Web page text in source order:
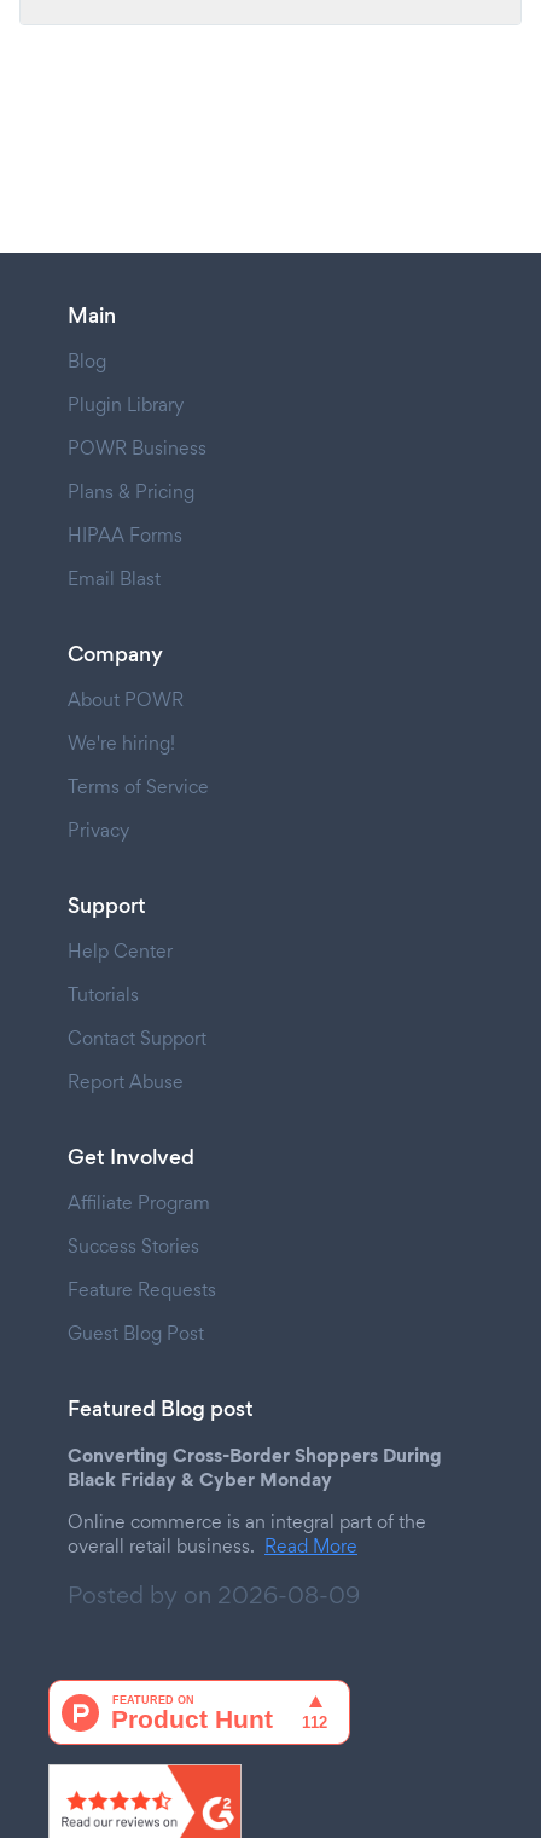
Main
Blog
Plugin Library
POWR Business
Plans & Pricing
HIPAA Forms
Email Blast
Company
About POWR
We're hiring!
Terms of Service
Privacy
Support
Help Center
Tutorials
Contact Support
Report Abuse
Get Involved
Affiliate Program
Success Stories
Feature Requests
Guest Blog Post
Featured Blog post
Converting Cross-Border Shoppers During
Black Friday & Cyber Monday
Online commerce is an integral part of the
overall retail business. Read More
Posted by on 2026-08-09